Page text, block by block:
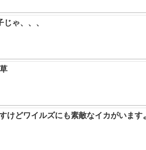
ゃ、、、
けどワイルズにも素敵なイカがいます